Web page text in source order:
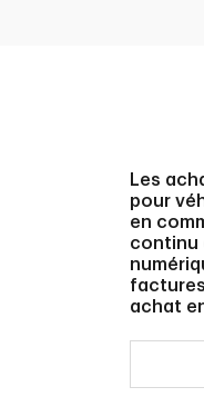
Les
pour
en
continu
achat